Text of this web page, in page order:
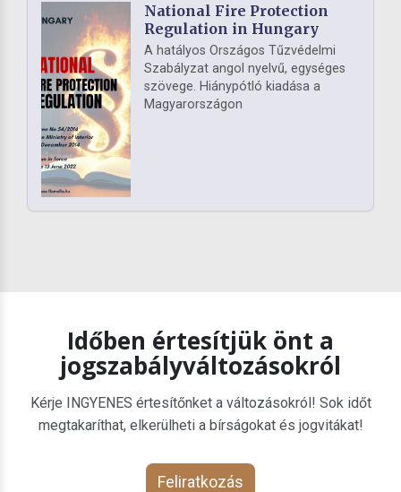
National Fire Protection
Regulation in Hungary
A hatályos Országos Tűzvédelmi
Szabályzat angol nyelvű, egységes
szövege. Hiánypótló kiadása a
Magyarországon
Időben értesítjük önt a
jogszabályváltozásokról
Kérje INGYENES értesítőnket a változásokról! Sok időt
megtakaríthat, elkerülheti a bírságokat és jogvitákat!
Feliratkozás